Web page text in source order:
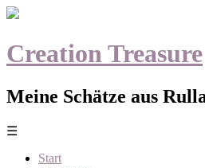
Creation Treasure
Meine Schätze aus
☰
Start